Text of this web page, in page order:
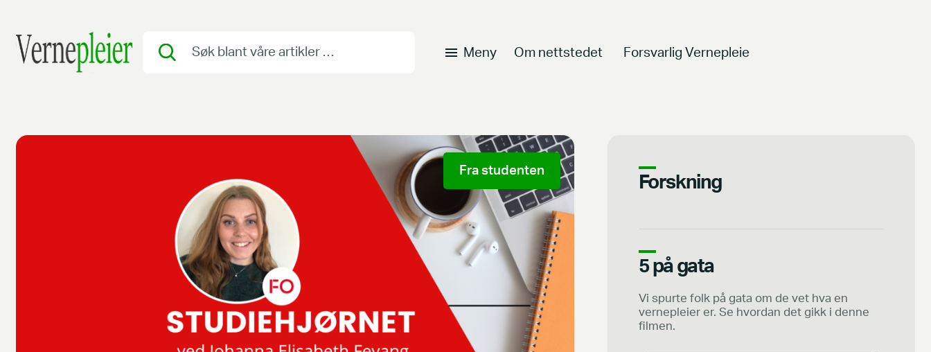
Meny Om nettstedet Forsvarlig Vernepleie
Fra studenten
Forskning
5 på gata
Vi spurte folk på gata om de vet hva en
vernepleier er. Se hvordan det gikk i denne
filmen.